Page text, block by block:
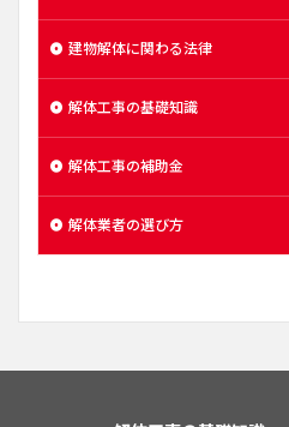
建物解体に関わる法律
解体工事の基礎知識
解体工事の補助金
解体業者の選び方